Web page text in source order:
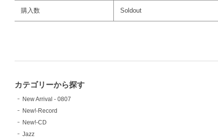
購入数 Soldout
カテゴリーから探す
New Arrival - 0807
New!-Record
New!-CD
Jazz